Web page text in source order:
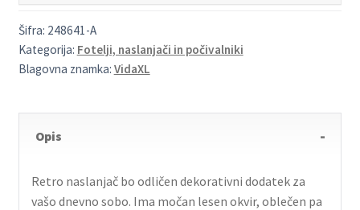
Šifra: 248641-A
Kategorija: Fotelji, naslanjači in počivalniki
Blagovna znamka: VidaXL
Opis
Retro naslanjač bo odličen dekorativni dodatek za
vašo dnevno sobo. Ima močan lesen okvir, oblečen pa